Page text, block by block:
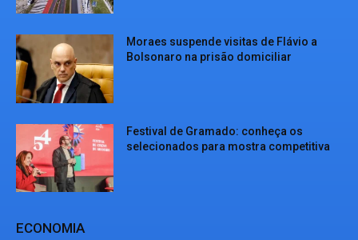
Moraes suspende visitas de Flávio a
Bolsonaro na prisão domiciliar
Festival de Gramado: conheça os
selecionados para mostra competitiva
ECONOMIA